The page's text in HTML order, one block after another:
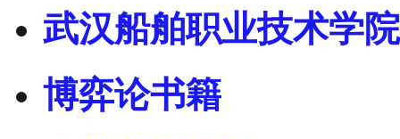
武汉船舶职业技术学院
博弈论书籍